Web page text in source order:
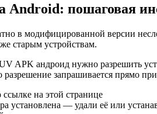
Android: пошаговая
в модифицированной версии
старым устройствам.
APK андроид нужно разрешить
запрашивается прямо
на этой странице
установлена — удали её или